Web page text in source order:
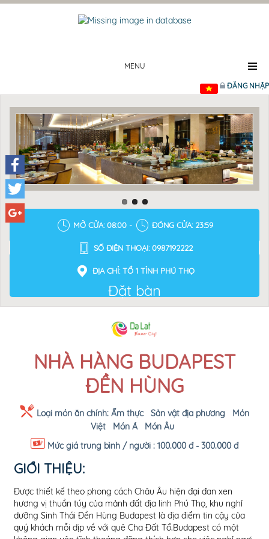
MENU
ĐĂNG NHẬP
MỞ CỬA: 08:00 - ĐÓNG CỬA: 23:59
SỐ ĐIỆN THOẠI: 0987192222
ĐỊA CHỈ: TỔ 1 TỈNH PHÚ THỌ
Đặt bàn
NHÀ HÀNG BUDAPEST
ĐỀN HÙNG
Loại món ăn chính: Ẩm thực Sản vật địa phương
Món
Việt
Món Á
Món Âu
Mức giá trung bình / người : 100.000 đ - 300.000 đ
GIỚI THIỆU:
Được thiết kế theo phong cách Châu Âu hiện đại đan xen
hương vị thuần túy của mảnh đất địa linh Phú Thọ, khu nghỉ
dưỡng Sinh Thái Đền Hùng Budapest là địa điểm tin cậy của
quý khách mỗi dịp về với quê Cha Đất Tổ.Budapest có một
Facebook
Twitter